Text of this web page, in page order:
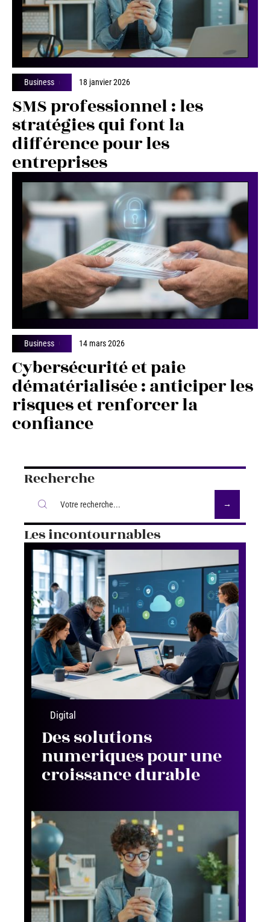
Business 18 janvier 2026
SMS professionnel : les
stratégies qui font la
différence pour les
entreprises
Business 14 mars 2026
Cybersécurité et paie
dématérialisée : anticiper les
risques et renforcer la
confiance
Recherche
Les incontournables
Digital
Des solutions
numeriques pour une
croissance durable